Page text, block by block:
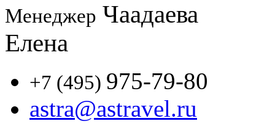
Менеджер Чаадаева
Елена
+7 (495) 975-79-80
astra@astravel.ru